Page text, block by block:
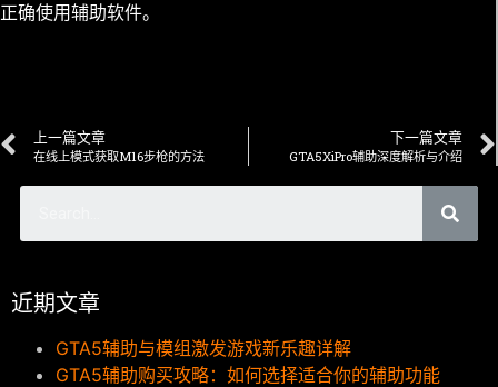
正确使用辅助软件。
上一篇文章
在线上模式获取M16步枪的方法
下一篇文章
GTA5XiPro辅助深度解析与介绍
近期文章
GTA5辅助与模组激发游戏新乐趣详解
GTA5辅助购买攻略：如何选择适合你的辅助功能